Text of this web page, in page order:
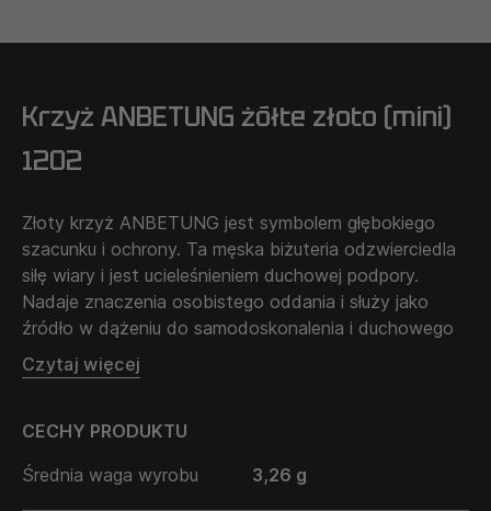
Krzyż ANBETUNG żółte złoto (mini)
1202
Złoty krzyż ANBETUNG jest symbolem głębokiego
szacunku i ochrony. Ta męska biżuteria odzwierciedla
siłę wiary i jest ucieleśnieniem duchowej podpory.
Nadaje znaczenia osobistego oddania i służy jako
źródło w dążeniu do samodoskonalenia i duchowego
wzrostu. Krzyż ANBETUNG to nie tylko talizman, ale i
przypomina o ważności niezłomnej wiary i
duchowymi poszukiwaniami.
Łańcuszek sprzedawany jest oddzielnie i nie wchodzi
w cenę produktu.
Czytaj więcej
CECHY PRODUKTU
Średnia waga wyrobu
3,26 g